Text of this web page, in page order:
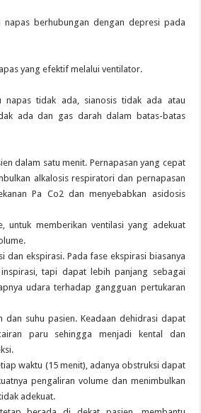
berhubungan dengan depresi pada
yang efektif melalui ventilator.
napas tidak ada, sianosis tidak ada atau
ada dan gas darah dalam batas-batas
dalam satu menit. Pernapasan yang cepat
alkalosis respiratori dan pernapasan
Pa Co2 dan menyebabkan asidosis
untuk memberikan ventilasi yang adekuat
dan ekspirasi. Pada fase ekspirasi biasanya
tapi dapat lebih panjang sebagai
udara terhadap gangguan pertukaran
dan suhu pasien. Keadaan dehidrasi dapat
paru sehingga menjadi kental dan
waktu (15 menit), adanya obstruksi dapat
pengaliran volume dan menimbulkan
adekuat.